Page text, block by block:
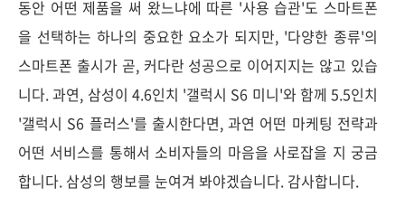
동안 어떤 제품을 써 왔느냐에 따른 '사용 습관'도 스마트폰
을 선택하는 하나의 중요한 요소가 되지만, '다양한 종류'의
스마트폰 출시가 곧, 커다란 성공으로 이어지지는 않고 있습
니다. 과연, 삼성이 4.6인치 '갤럭시 S6 미니'와 함께 5.5인치
'갤럭시 S6 플러스'를 출시한다면, 과연 어떤 마케팅 전략과
어떤 서비스를 통해서 소비자들의 마음을 사로잡을 지 궁금
합니다. 삼성의 행보를 눈여겨 봐야겠습니다. 감사합니다.